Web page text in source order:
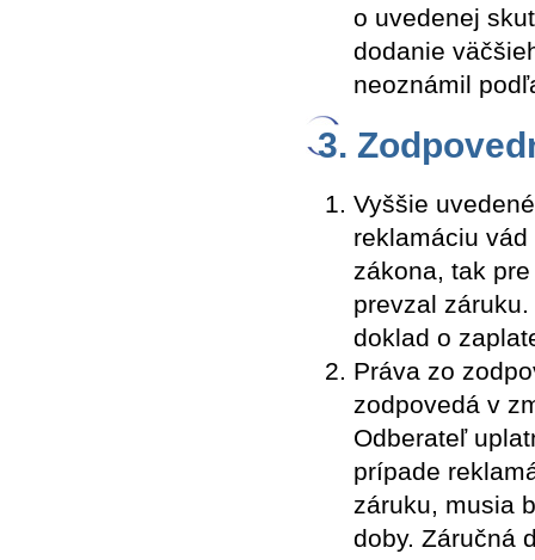
o uvedenej
dodanie
neoznámil
3.
Vyššie
reklamáciu
zákona, tak
prevzal
doklad o
Práva zo
zodpovedá v
Odberateľ
prípade
záruku, musia
doby. Záručná